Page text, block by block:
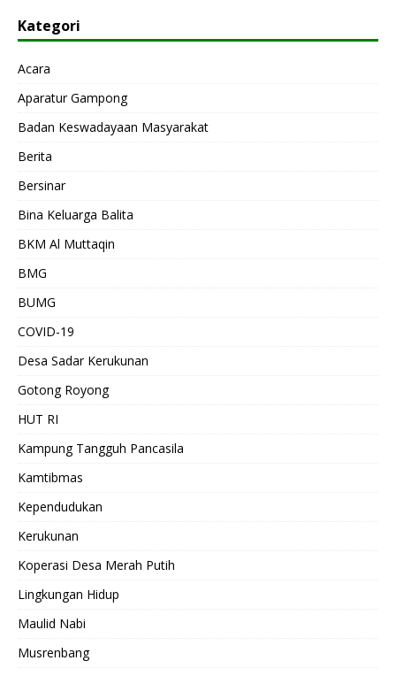
Kategori
Acara
Aparatur Gampong
Badan Keswadayaan Masyarakat
Berita
Bersinar
Bina Keluarga Balita
BKM Al Muttaqin
BMG
BUMG
COVID-19
Desa Sadar Kerukunan
Gotong Royong
HUT RI
Kampung Tangguh Pancasila
Kamtibmas
Kependudukan
Kerukunan
Koperasi Desa Merah Putih
Lingkungan Hidup
Maulid Nabi
Musrenbang